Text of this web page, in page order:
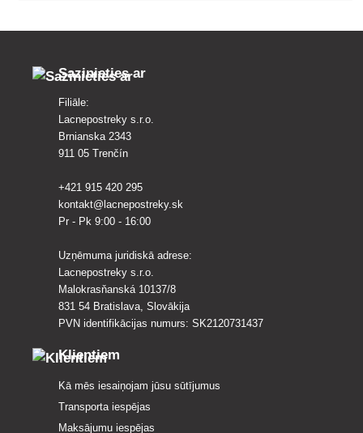
Sazinieties ar
Filiāle:
Lacnepostreky s.r.o.
Brnianska 2343
911 05 Trenčín
+421 915 420 295
kontakt@lacnepostreky.sk
Pr - Pk 9:00 - 16:00
Uzņēmuma juridiskā adrese:
Lacnepostreky s.r.o.
Malokrasňanská 10137/8
831 54 Bratislava, Slovākija
PVN identifikācijas numurs: SK2120731437
Klientiem
Kā mēs iesaiņojam jūsu sūtījumus
Transporta iespējas
Maksājumu iespējas